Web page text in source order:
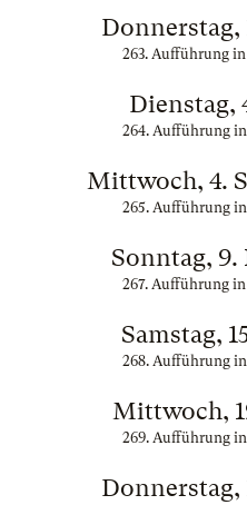
Donnerstag,
263. Aufführung
Dienstag,
264. Aufführung
Mittwoch, 4.
265. Aufführung
Sonntag, 9.
267. Aufführung
Samstag,
268. Aufführung
Mittwoch,
269. Aufführung
Donnerstag,